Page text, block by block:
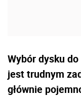
Wybór dysku
jest trudnym
głównie